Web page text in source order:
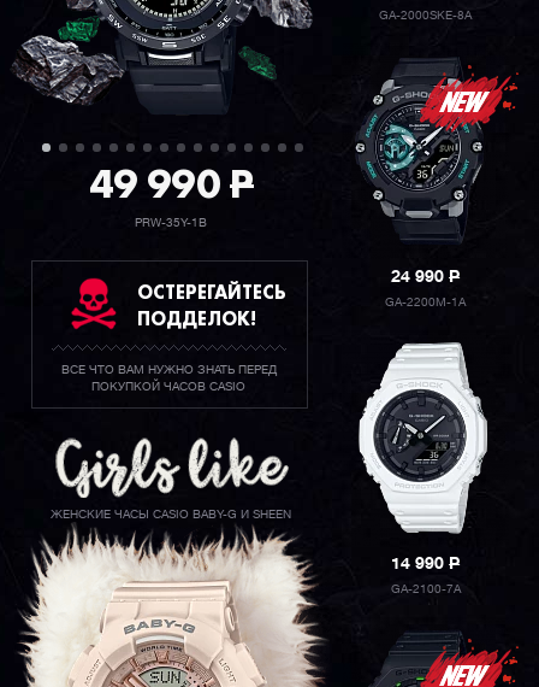
49 990P
PRW-35Y-1B
ОСТЕРЕГАЙТЕСЬ
ПОДДЕЛОК!
ВСЕ ЧТО ВАМ НУЖНО ЗНАТЬ ПЕРЕД
ПОКУПКОЙ ЧАСОВ CASIO
ЖЕНСКИЕ ЧАСЫ CASIO BABY-G И SHEEN
GA-2000SKE-8A
24 990P
GA-2200M-1A
14 990P
GA-2100-7A